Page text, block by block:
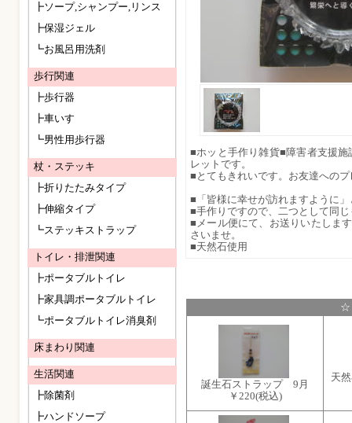
■ホッと手作り雑貨■障害者支援
レットです。
■とてもきれいです。お友達への
■「皆様に幸せが訪れますように
■手作りですので、二つとして同
■メール便にて、お送りいたしま
さいませ。
■天然石使用
☆
誕生石ストラップ 9月
￥220(税込)
天
┣ソープ,シャンプー,リンス
┣保湿ジェル
┗お風呂用洗剤
歩行関連
┣歩行器
┣車いす
┗男性用歩行器
杖・ステッキ
┣折りたたみタイプ
┣伸縮タイプ
┗ステッキストラップ
トイレ・排泄関連
┣ポータブルトイレ
┣家具調ポータブルトイレ
┗ポータブルトイレ消臭剤
床まわり関連
生活関連
┣除菌剤
┣ハンドソープ